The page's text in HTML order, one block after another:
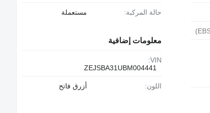
حالة المركبة: مستعملة
معلومات إضافية
VIN:
ZEJSBA31UBM004441
اللون: أزرق فاتح